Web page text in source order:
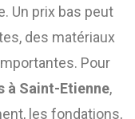
Un prix bas peut
des matériaux
Pour
à Saint-Etienne,
les fondations,